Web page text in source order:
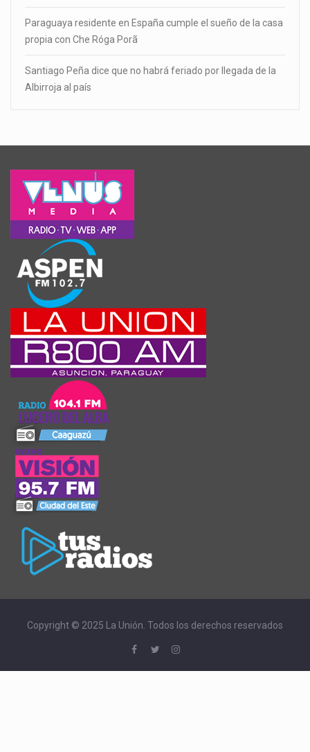
Paraguaya residente en España cumple el sueño de la casa
propia con Che Róga Porã
Santiago Peña dice que no habrá feriado por llegada de la
Albirroja al país
Copyright © 2025 La Unión. Todos los derechos reservados